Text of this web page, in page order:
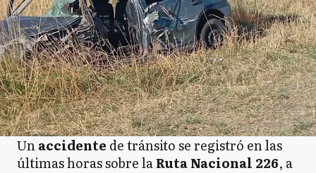
Unaccidente de tránsito se registró en las
últimas horas sobre laRuta Nacional 226, a